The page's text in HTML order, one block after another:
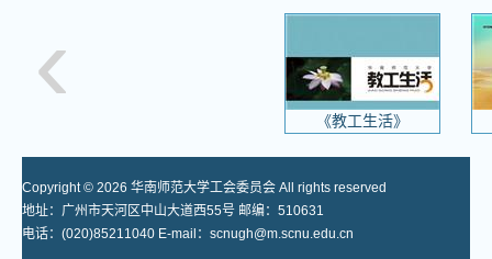
‹ 《教工生活》
Copyright © 2026 华南师范大学工会委员会 All rights reserved
地址：广州市天河区中山大道西55号 邮编：510631
电话：(020)85211040 E-mail：scnugh@m.scnu.edu.cn